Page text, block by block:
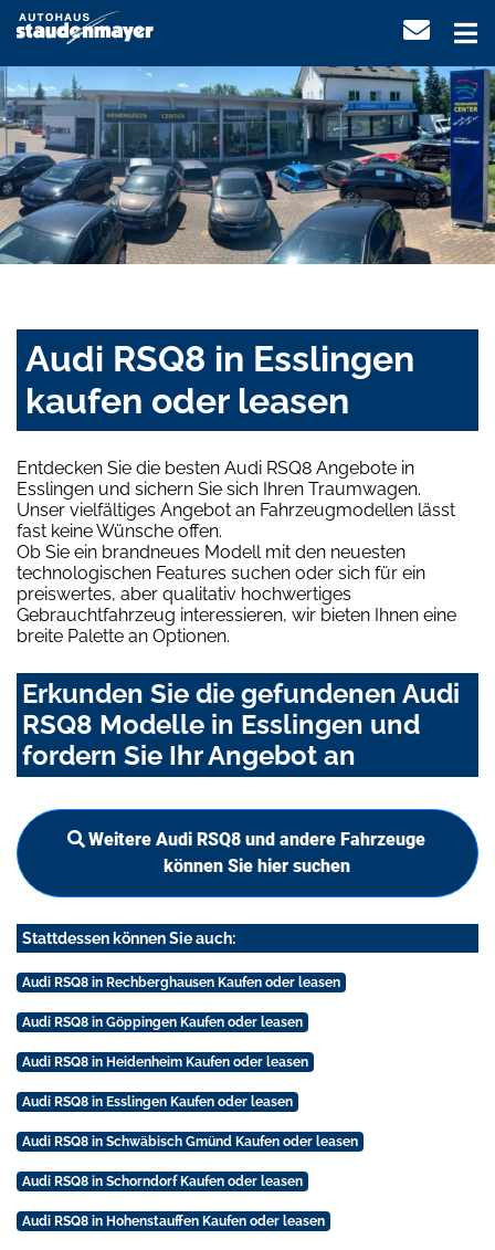
Audi RSQ8 in Esslingen
kaufen oder leasen
Entdecken Sie die besten Audi RSQ8 Angebote in
Esslingen und sichern Sie sich Ihren Traumwagen.
Unser vielfältiges Angebot an Fahrzeugmodellen lässt
fast keine Wünsche offen.
Ob Sie ein brandneues Modell mit den neuesten
technologischen Features suchen oder sich für ein
preiswertes, aber qualitativ hochwertiges
Gebrauchtfahrzeug interessieren, wir bieten Ihnen eine
breite Palette an Optionen.
Erkunden Sie die gefundenen Audi
RSQ8 Modelle in Esslingen und
fordern Sie Ihr Angebot an
Weitere Audi RSQ8 und andere Fahrzeuge
können Sie hier suchen
Stattdessen können Sie auch:
Audi RSQ8 in Rechberghausen Kaufen oder leasen
Audi RSQ8 in Göppingen Kaufen oder leasen
Audi RSQ8 in Heidenheim Kaufen oder leasen
Audi RSQ8 in Esslingen Kaufen oder leasen
Audi RSQ8 in Schwäbisch Gmünd Kaufen oder leasen
Audi RSQ8 in Schorndorf Kaufen oder leasen
Audi RSQ8 in Hohenstauffen Kaufen oder leasen